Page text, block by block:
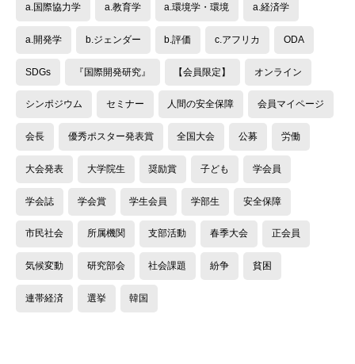
a.国際協力学 a.教育学 a.環境学・環境 a.経済学
a.開発学 b.ジェンダー b.評価 c.アフリカ ODA
SDGs 『国際開発研究』 【会員限定】 オンライン
シンポジウム セミナー 人間の安全保障 会員マイページ
会長 優秀ポスター発表賞 全国大会 公募 労働
大会発表 大学院生 奨励賞 子ども 学会員
学会誌 学会賞 学生会員 学部生 安全保障
市民社会 所属機関 支部活動 春季大会 正会員
気候変動 研究部会 社会課題 紛争 貧困
連帯経済 選挙 韓国